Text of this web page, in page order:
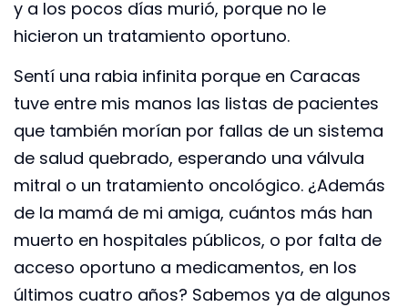
y a los pocos días murió, porque no le
hicieron un tratamiento oportuno.
Sentí una rabia infinita porque en Caracas
tuve entre mis manos las listas de pacientes
que también morían por fallas de un sistema
de salud quebrado, esperando una válvula
mitral o un tratamiento oncológico. ¿Además
de la mamá de mi amiga, cuántos más han
muerto en hospitales públicos, o por falta de
acceso oportuno a medicamentos, en los
últimos cuatro años? Sabemos ya de algunos